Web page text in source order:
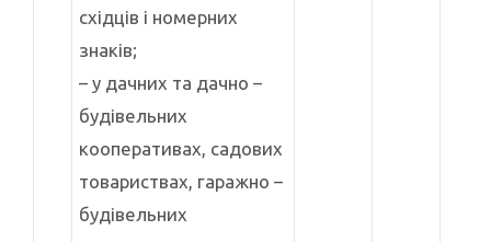
східців і номерних
знаків;
– у дачних та дачно –
будівельних
кооперативах, садових
товариствах, гаражно –
будівельних